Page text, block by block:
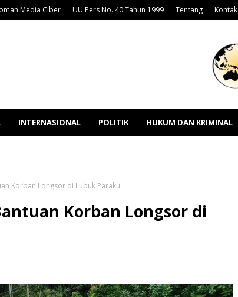
Media Ciber UU Pers No. 40 Tahun 1999 Tentang Kontak
INTERNASIONAL POLITIK HUKUM DAN KRIMINAL
Korban Longsor di Lubuk Paraku
Korban Longsor di